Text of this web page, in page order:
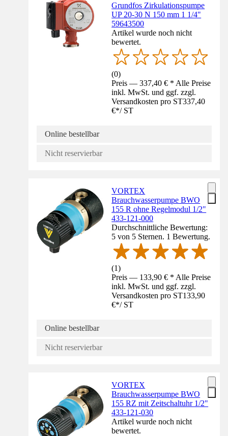
Grundfos Zirkulationspumpe
UP 20-30 N 150 mm 1 1/4"
59643500
Artikel wurde noch nicht
bewertet.
(0)
Preis — 337,40 € * Alle Preise
inkl. MwSt. und ggf. zzgl.
Versandkosten pro ST337,40
€*/ ST
Online bestellbar
Nicht reservierbar
VORTEX
Brauchwasserpumpe BWO
155 R ohne Regelmodul 1/2"
433-121-000
Durchschnittliche Bewertung:
5 von 5 Sternen. 1 Bewertung.
(1)
Preis — 133,90 € * Alle Preise
inkl. MwSt. und ggf. zzgl.
Versandkosten pro ST133,90
€*/ ST
Online bestellbar
Nicht reservierbar
VORTEX
Brauchwasserpumpe BWO
155 RZ mit Zeitschaltuhr 1/2"
433-121-030
Artikel wurde noch nicht
bewertet.